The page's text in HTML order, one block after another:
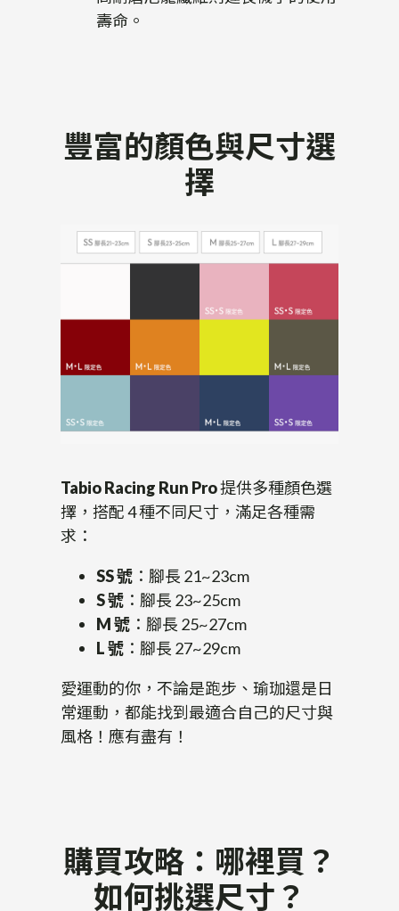
壽命。
豐富的顏色與尺寸選
擇
Tabio Racing Run Pro提供多種顏色選
擇，搭配 4 種不同尺寸，滿足各種需
求：
SS 號 ：腳長 21~23cm
S 號 ：腳長 23~25cm
M 號 ：腳長 25~27cm
L 號 ：腳長 27~29cm
愛運動的你，不論是跑步、瑜珈還是日
常運動，都能找到最適合自己的尺寸與
風格！應有盡有！
購買攻略：哪裡買？
如何挑選尺寸？